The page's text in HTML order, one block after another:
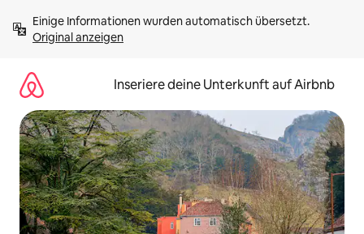
Inhalten
springenOriginal anzeigen
Inseriere deine Unterkunft auf Airbnb